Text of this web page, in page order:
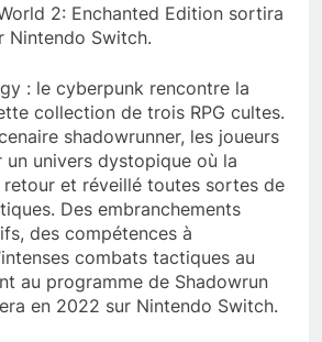
2: Enchanted Edition sortira
Nintendo Switch.
: le cyberpunk rencontre la
collection de trois RPG cultes.
shadowrunner, les joueurs
univers dystopique où la
et réveillé toutes sortes de
Des embranchements
des compétences à
combats tactiques au
au programme de Shadowrun
en 2022 sur Nintendo Switch.